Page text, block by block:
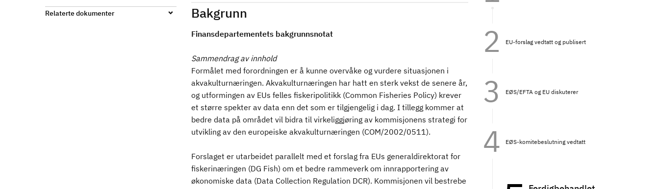
Relaterte dokumenter Bakgrunn
Finansdepartementets bakgrunnsnotat
Sammendrag av innhold
Formålet med forordningen er å kunne overvåke og vurdere situasjonen i
akvakulturnæringen. Akvakulturnæringen har hatt en sterk vekst de senere år,
og utformingen av EUs felles fiskeripolitikk (Common Fisheries Policy) krever
et større spekter av data enn det som er tilgjengelig i dag. I tillegg kommer at
bedre data på området vil bidra til virkeliggjøring av kommisjonens strategi for
utvikling av den europeiske akvakulturnæringen (COM/2002/0511).
Forslaget er utarbeidet parallelt med et forslag fra EUs generaldirektorat for
fiskerinæringen (DG Fish) om et bedre rammeverk om innrapportering av
økonomiske data (Data Collection Regulation DCR). Kommisjonen vil bestrebe
EU-forslag vedtatt og publisert
EØS/EFTA og EU diskuterer
EØS-komitebeslutning vedtatt